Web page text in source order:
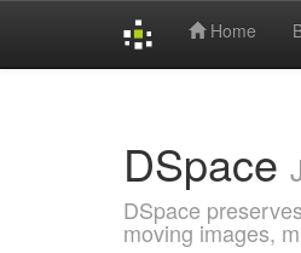
Home
DSpace
DSpace
moving images,